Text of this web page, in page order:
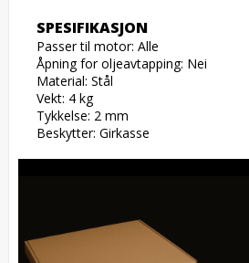
SPESIFIKASJON
Passer til motor: Alle
Åpning for oljeavtapping: Nei
Material: Stål
Vekt: 4 kg
Tykkelse: 2 mm
Beskytter: Girkasse